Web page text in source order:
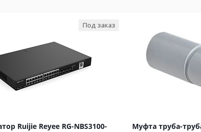
Ruijie Reyee RG-NBS3100-
Под заказ
Муфта труба-